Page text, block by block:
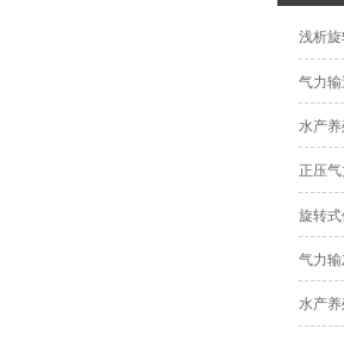
浅析
气力
水产
正压
旋转
气力
水产